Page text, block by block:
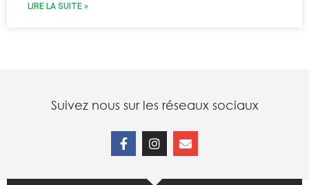
LIRE LA SUITE »
Suivez nous sur les réseaux sociaux